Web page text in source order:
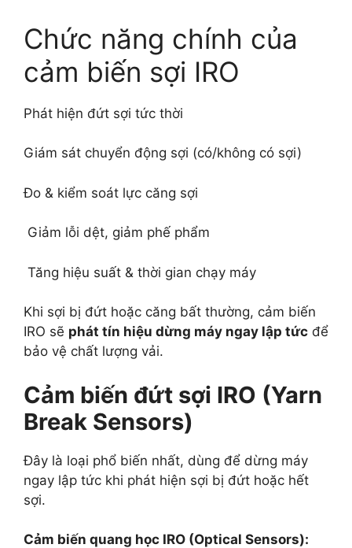
Chức năng chính của
cảm biến sợi IRO
Phát hiện đứt sợi tức thời
Giám sát chuyển động sợi (có/không có sợi)
Đo & kiểm soát lực căng sợi
Giảm lỗi dệt, giảm phế phẩm
Tăng hiệu suất & thời gian chạy máy
Khi sợi bị đứt hoặc căng bất thường, cảm biến
IRO sẽ phát tín hiệu dừng máy ngay lập tức để
bảo vệ chất lượng vải.
Cảm biến đứt sợi IRO (Yarn
Break Sensors)
Đây là loại phổ biến nhất, dùng để dừng máy
ngay lập tức khi phát hiện sợi bị đứt hoặc hết
sợi.
Cảm biến quang học IRO (Optical Sensors):